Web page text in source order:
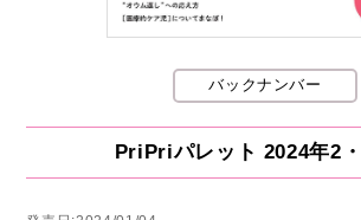
バックナンバー
PriPriパレット 2024年2